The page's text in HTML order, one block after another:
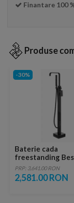
Finantare 100
Produse
-30%
Baterie cada
freestanding
Modern I culoare
mat
PRP: 3,641.00 RON
2,581.00 RON